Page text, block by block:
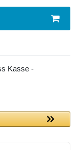
Kasse -